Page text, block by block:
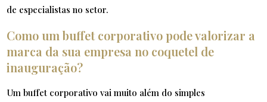
de especialistas no setor.
Como um buffet corporativo pode valorizar a
marca da sua empresa no coquetel de
inauguração?
Um buffet corporativo vai muito além do simples